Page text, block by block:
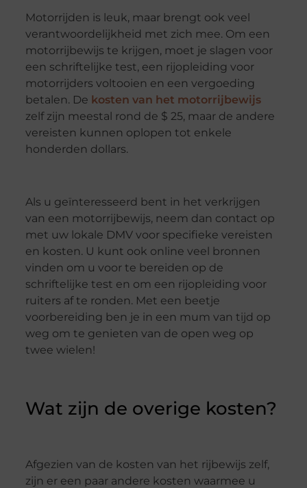
Motorrijden is leuk, maar brengt ook veel
verantwoordelijkheid met zich mee. Om een ​​
motorrijbewijs te krijgen, moet je slagen voor
een schriftelijke test, een rijopleiding voor
motorrijders voltooien en een vergoeding
betalen. De kosten van het motorrijbewijs
zelf zijn meestal rond de $ 25, maar de andere
vereisten kunnen oplopen tot enkele
honderden dollars.
Als u geïnteresseerd bent in het verkrijgen
van een motorrijbewijs, neem dan contact op
met uw lokale DMV voor specifieke vereisten
en kosten. U kunt ook online veel bronnen
vinden om u voor te bereiden op de
schriftelijke test en om een ​​rijopleiding voor
ruiters af te ronden. Met een beetje
voorbereiding ben je in een mum van tijd op
weg om te genieten van de open weg op
twee wielen!
Wat zijn de overige kosten?
Afgezien van de kosten van het rijbewijs zelf,
zijn er een paar andere kosten waarmee u